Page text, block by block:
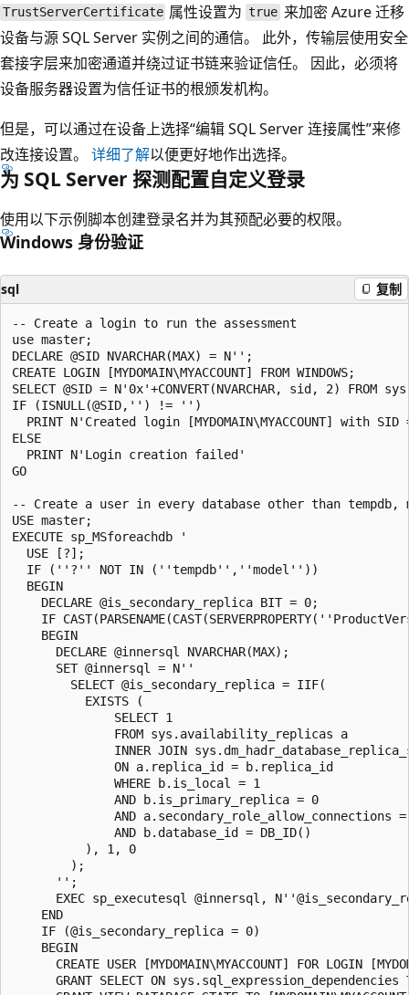
TrustServerCertificate 属性设置为true来加密 Azure 迁移
设备与源 SQL Server 实例之间的通信。 此外，传输层使用安全
套接字层来加密通道并绕过证书链来验证信任。 因此，必须将
设备服务器设置为信任证书的根颁发机构。
但是，可以通过在设备上选择“编辑 SQL Server 连接属性”来修
改连接设置。 详细了解以便更好地作出选择。
为 SQL Server 探测配置自定义登录
使用以下示例脚本创建登录名并为其预配必要的权限。
Windows 身份验证
sql 复制
-- Create a login to run the assessment
use master;
DECLARE @SID NVARCHAR(MAX) = N'';
CREATE LOGIN [MYDOMAIN\MYACCOUNT] FROM WINDOWS;
SELECT @SID = N'0x'+CONVERT(NVARCHAR, sid, 2) FROM
IF (ISNULL(@SID,'') != '')
PRINT N'Created login [MYDOMAIN\MYACCOUNT] with SID
ELSE
  PRINT N'Login creation failed'
GO
-- Create a user in every database other than tempdb,
USE master;
EXECUTE sp_MSforeachdb '
  USE [?];
  IF (''?'' NOT IN (''tempdb'',''model''))
  BEGIN
    DECLARE @is_secondary_replica BIT = 0;
IF
    BEGIN
      DECLARE @innersql NVARCHAR(MAX);
      SET @innersql = N''
        SELECT @is_secondary_replica = IIF(
          EXISTS (
              SELECT 1
              FROM sys.availability_replicas a
INNER JOIN
              ON a.replica_id = b.replica_id
              WHERE b.is_local = 1
              AND b.is_primary_replica = 0
AND a.secondary_role_allow_connections =
              AND b.database_id = DB_ID()
          ), 1, 0
        );
      '';
EXEC sp_executesql @innersql,
    END
    IF (@is_secondary_replica = 0)
    BEGIN
CREATE USER [MYDOMAIN\MYACCOUNT] FOR LOGIN
GRANT SELECT ON sys.sql_expression_dependencies